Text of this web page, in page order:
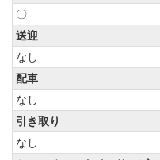
〇
送迎
なし
配車
なし
引き取り
なし